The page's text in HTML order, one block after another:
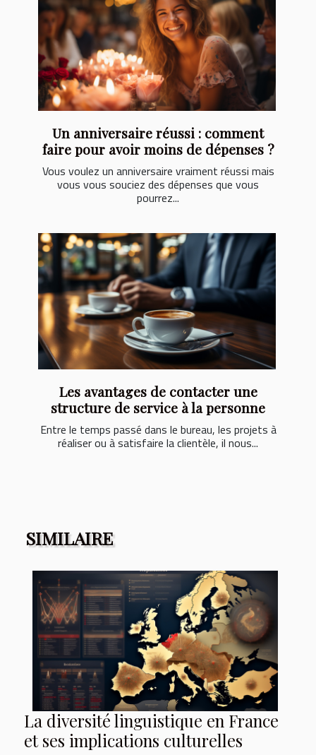
Un anniversaire réussi : comment
faire pour avoir moins de dépenses ?
Vous voulez un anniversaire vraiment réussi mais
vous vous souciez des dépenses que vous
pourrez...
Les avantages de contacter une
structure de service à la personne
Entre le temps passé dans le bureau, les projets à
réaliser ou à satisfaire la clientèle, il nous...
SIMILAIRE
La diversité linguistique en France
et ses implications culturelles